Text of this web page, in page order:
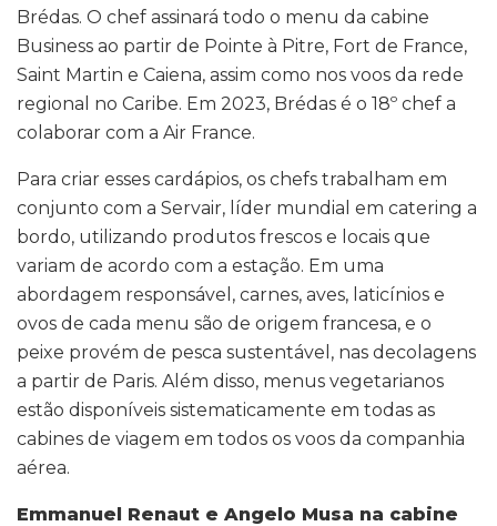
Brédas. O chef assinará todo o menu da cabine
Business ao partir de Pointe à Pitre, Fort de France,
Saint Martin e Caiena, assim como nos voos da rede
regional no Caribe. Em 2023, Brédas é o 18º chef a
colaborar com a Air France.
Para criar esses cardápios, os chefs trabalham em
conjunto com a Servair, líder mundial em catering a
bordo, utilizando produtos frescos e locais que
variam de acordo com a estação. Em uma
abordagem responsável, carnes, aves, laticínios e
ovos de cada menu são de origem francesa, e o
peixe provém de pesca sustentável, nas decolagens
a partir de Paris. Além disso, menus vegetarianos
estão disponíveis sistematicamente em todas as
cabines de viagem em todos os voos da companhia
aérea.
Emmanuel Renaut e Angelo Musa na cabine